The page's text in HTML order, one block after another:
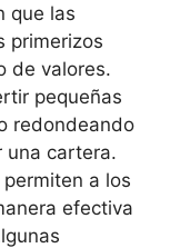
que las
primerizos
de⁣ valores.
pequeñas
redondeando
una cartera.⁤
permiten a ⁢los
efectiva⁢